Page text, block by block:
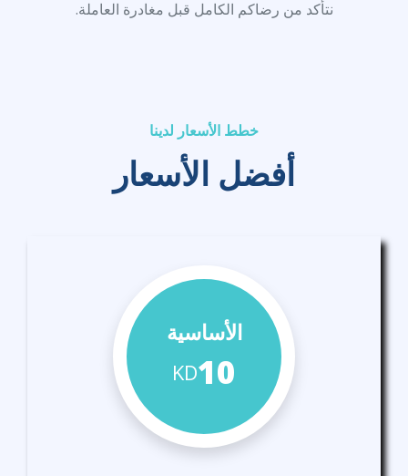
نتأكد من رضاكم الكامل قبل مغادرة العاملة.
خطط الأسعار لدينا
أفضل الأسعار
الأساسية
KD10